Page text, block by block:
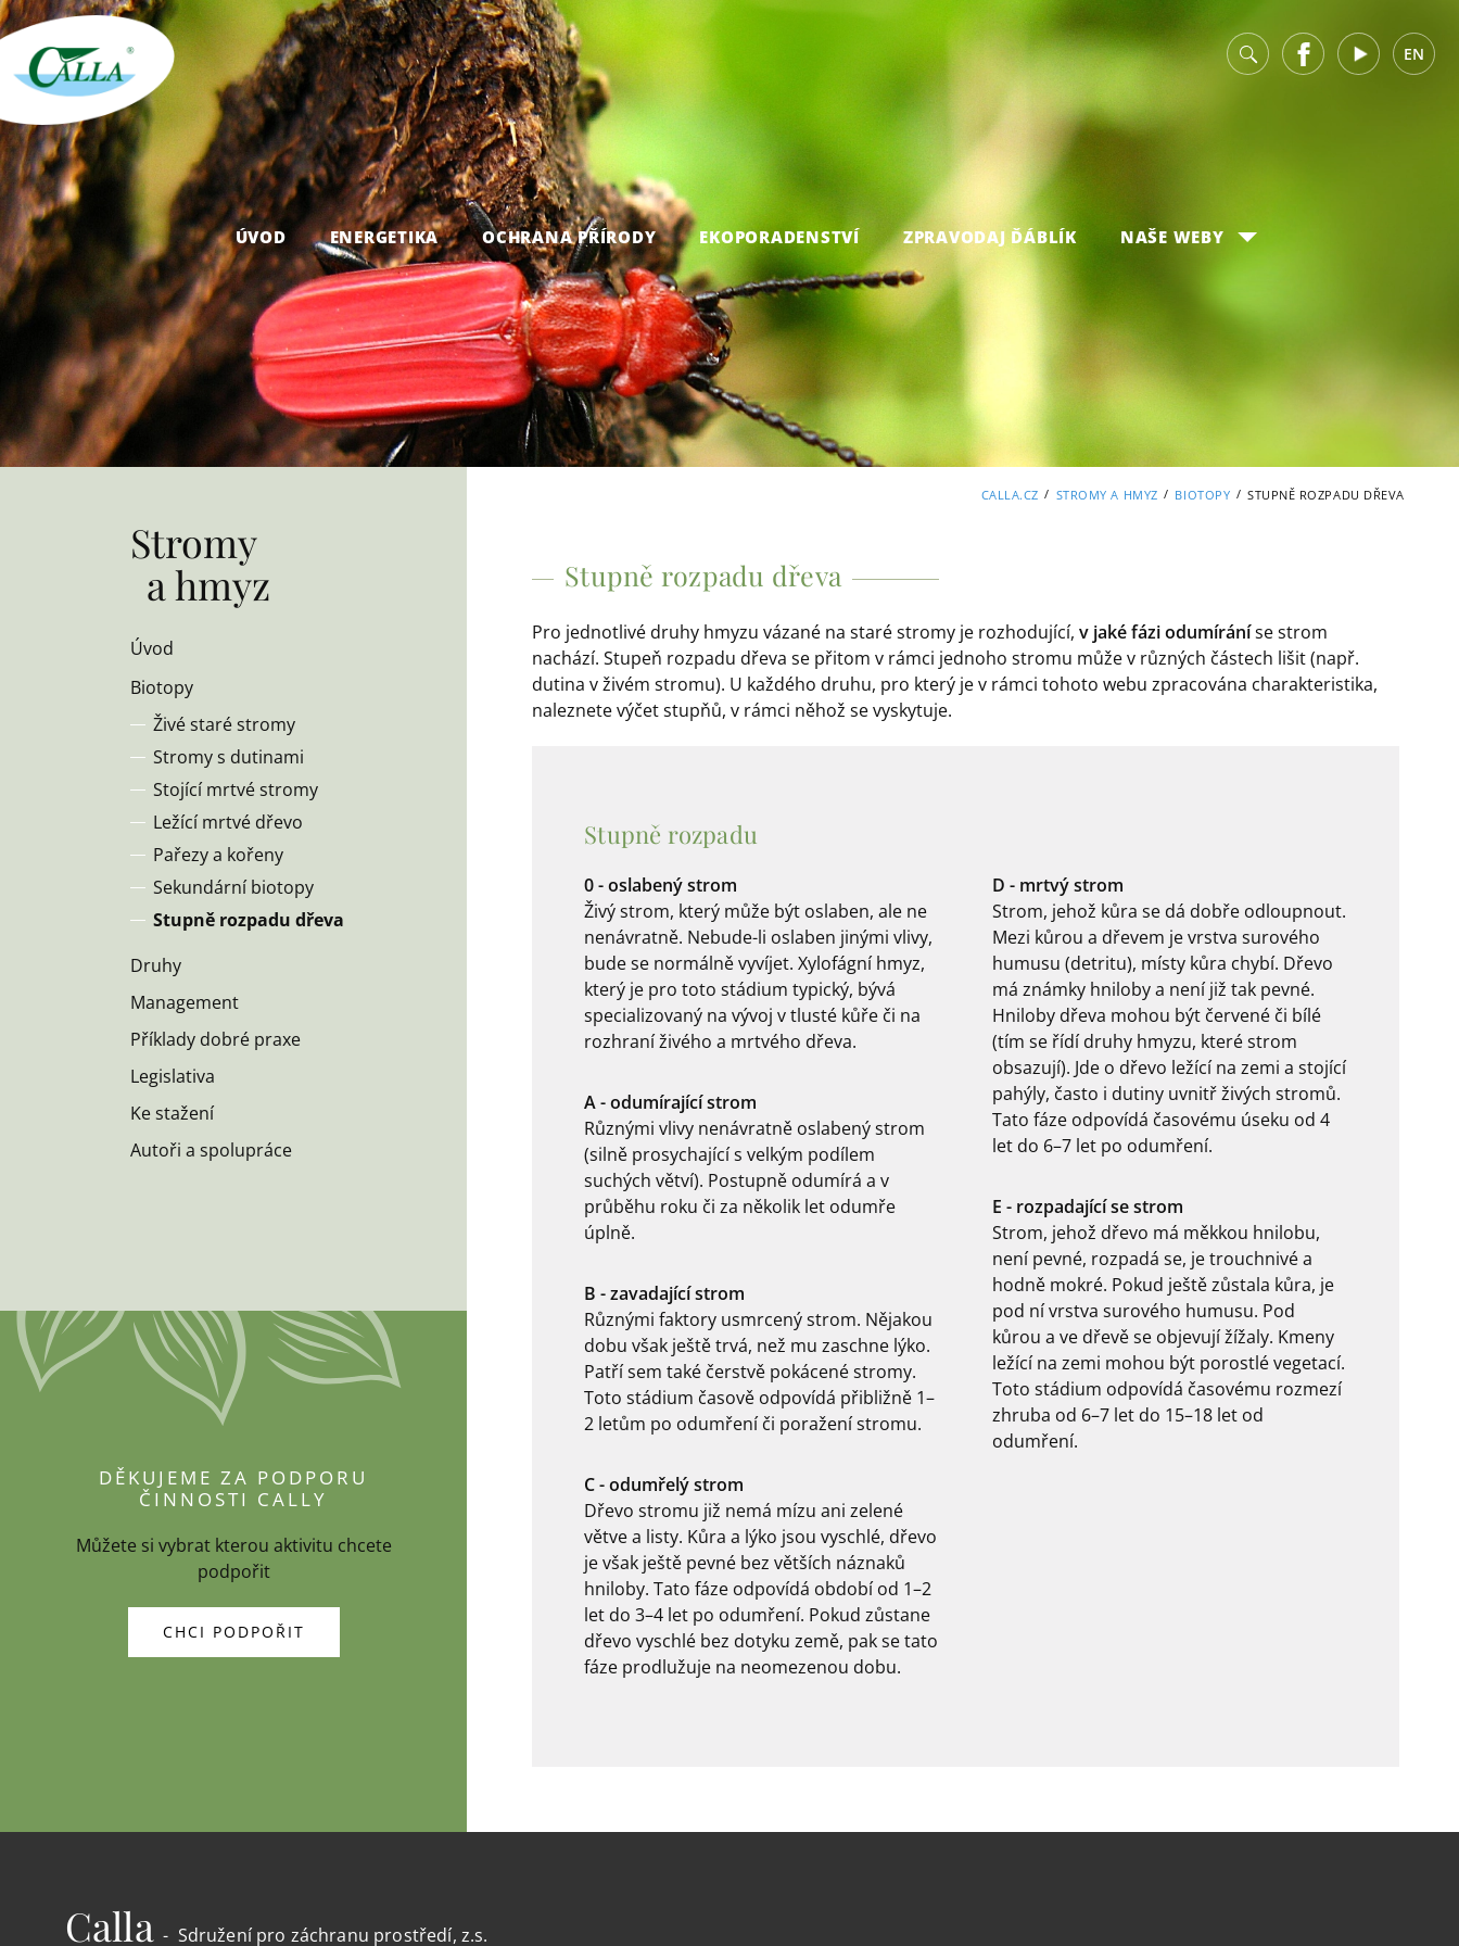
v FacebookYoutube EN
ÚVOD ENERGETIKA OCHRANA PŘÍRODY EKOPORADENSTVÍ ZPRAVODAJ ĎÁBLÍK NAŠE WEBY
CALLA.CZ / STROMY A HMYZ / BIOTOPY / STUPNĚ ROZPADU DŘEVA
Stromy
a hmyz
Úvod
Biotopy
Živé staré stromy
Stromy s dutinami
Stojící mrtvé stromy
Ležící mrtvé dřevo
Pařezy a kořeny
Sekundární biotopy
Stupně rozpadu dřeva
Druhy
Management
Příklady dobré praxe
Legislativa
Ke stažení
Autoři a spolupráce
Stupně rozpadu dřeva
Pro jednotlivé druhy hmyzu vázané na staré stromy je rozhodující,v jaké fázi odumíráníse strom
nachází. Stupeň rozpadu dřeva se přitom v rámci jednoho stromu může v různých částech lišit (např.
dutina v živém stromu). U každého druhu, pro který je v rámci tohoto webu zpracována charakteristika,
naleznete výčet stupňů, v rámci něhož se vyskytuje.
Stupně rozpadu
0 - oslabený strom
Živý strom, který může být oslaben, ale ne
nenávratně. Nebude-li oslaben jinými vlivy,
bude se normálně vyvíjet. Xylofágní hmyz,
který je pro toto stádium typický, bývá
specializovaný na vývoj v tlusté kůře či na
rozhraní živého a mrtvého dřeva.
A - odumírající strom
Různými vlivy nenávratně oslabený strom
(silně prosychající s velkým podílem
suchých větví). Postupně odumírá a v
průběhu roku či za několik let odumře
úplně.
B - zavadající strom
Různými faktory usmrcený strom. Nějakou
dobu však ještě trvá, než mu zaschne lýko.
Patří sem také čerstvě pokácené stromy.
Toto stádium časově odpovídá přibližně 1–
2 letům po odumření či poražení stromu.
C - odumřelý strom
Dřevo stromu již nemá mízu ani zelené
větve a listy. Kůra a lýko jsou vyschlé, dřevo
je však ještě pevné bez větších náznaků
hniloby. Tato fáze odpovídá období od 1–2
let do 3–4 let po odumření. Pokud zůstane
dřevo vyschlé bez dotyku země, pak se tato
fáze prodlužuje na neomezenou dobu.
D - mrtvý strom
Strom, jehož kůra se dá dobře odloupnout.
Mezi kůrou a dřevem je vrstva surového
humusu (detritu), místy kůra chybí. Dřevo
má známky hniloby a není již tak pevné.
Hniloby dřeva mohou být červené či bílé
(tím se řídí druhy hmyzu, které strom
obsazují). Jde o dřevo ležící na zemi a stojící
pahýly, často i dutiny uvnitř živých stromů.
Tato fáze odpovídá časovému úseku od 4
let do 6–7 let po odumření.
E - rozpadající se strom
Strom, jehož dřevo má měkkou hnilobu,
není pevné, rozpadá se, je trouchnivé a
hodně mokré. Pokud ještě zůstala kůra, je
pod ní vrstva surového humusu. Pod
kůrou a ve dřevě se objevují žížaly. Kmeny
ležící na zemi mohou být porostlé vegetací.
Toto stádium odpovídá časovému rozmezí
zhruba od 6–7 let do 15–18 let od
odumření.
DĚKUJEME ZA PODPORU
ČINNOSTI CALLY
Můžete si vybrat kterou aktivitu chcete
podpořit
CHCI PODPOŘIT
Calla- Sdružení pro záchranu prostředí, z.s.